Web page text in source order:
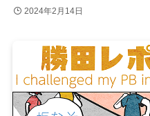
2024年2月14日